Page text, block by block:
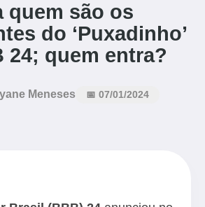
quem são os
do ‘Puxadinho’
24; quem entra?
Meneses 📅 07/01/2024